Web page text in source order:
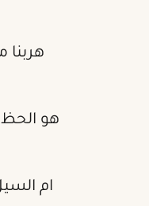
هربنا
هو الحظ
ام